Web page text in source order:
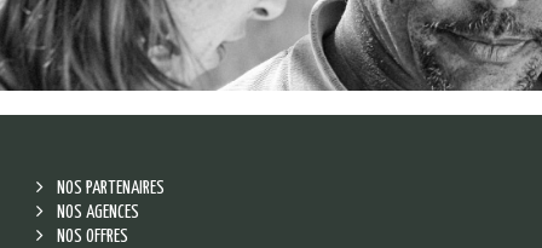
NOS PARTENAIRES
NOS AGENCES
NOS OFFRES